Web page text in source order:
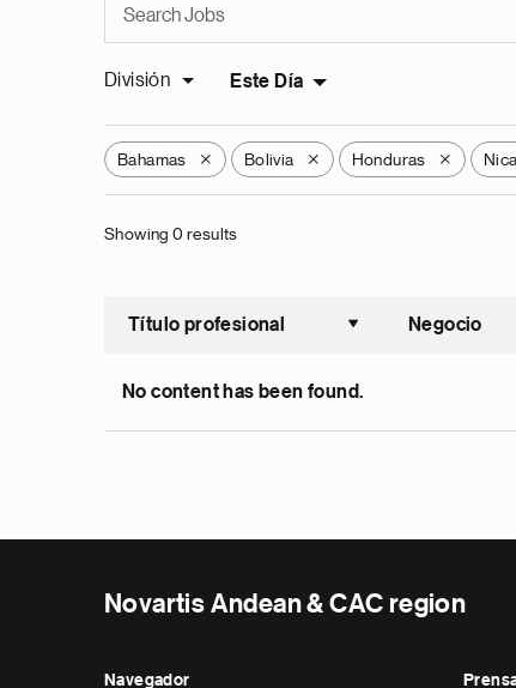
División Este Día
Bahamas X Bolivia X Honduras X
Showing 0 results
Título profesional
Ordenar
Negocio
No content has been found.
Novartis Andean & CAC region
Navegador